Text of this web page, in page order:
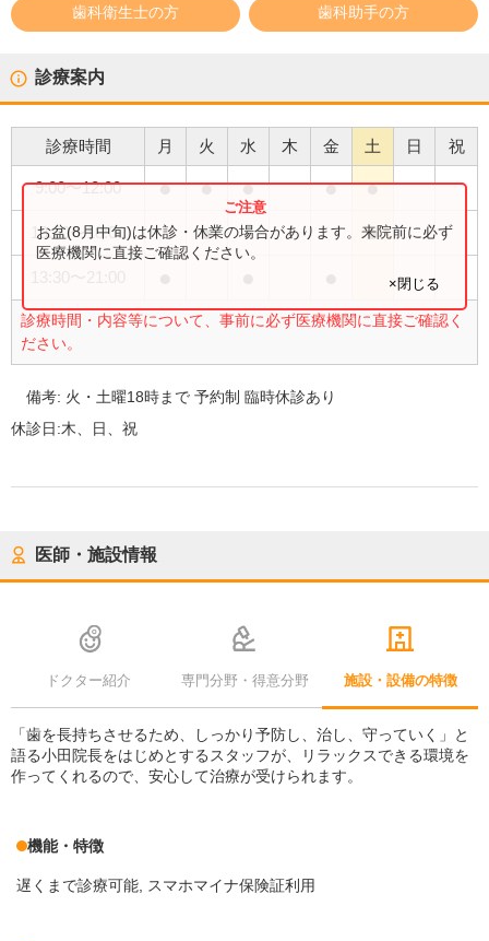
歯科衛生士の方 歯科助手の方
診療案内
診療時間 月 火 水 木 金 土 日 祝
9:00〜12:00 ● ● ● ● ●
13:30〜18:00 ● ●
診療時間・内容等について、事前に必ず医療機関に直接ご確認く
ださい。
お盆(8月中旬)は休診・休業の場合があります。来院前に必ず
医療機関に直接ご確認ください。
×閉じる
備考: 火・土曜18時まで 予約制 臨時休診あり
休診日:木、日、祝
医師・施設情報
ドクター紹介 専門分野・得意分野 施設・設備の特徴
「歯を長持ちさせるため、しっかり予防し、治し、守っていく」と
語る小田院長をはじめとするスタッフが、リラックスできる環境を
作ってくれるので、安心して治療が受けられます。
機能・特徴
遅くまで診療可能 スマホマイナ保険証利用